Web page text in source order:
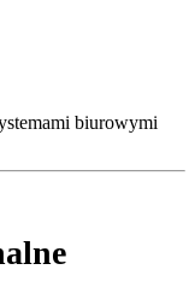
biurowymi